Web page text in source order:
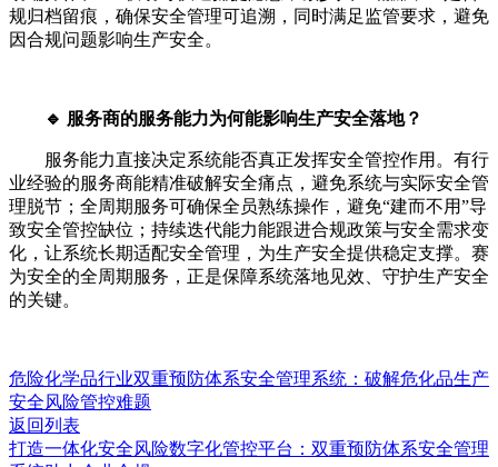
规归档留痕，确保安全管理可追溯，同时满足监管要求，避免
因合规问题影响生产安全。
🔹 服务商的服务能力为何能影响生产安全落地？
服务能力直接决定系统能否真正发挥安全管控作用。有行
业经验的服务商能精准破解安全痛点，避免系统与实际安全管
理脱节；全周期服务可确保全员熟练操作，避免“建而不用”导
致安全管控缺位；持续迭代能力能跟进合规政策与安全需求变
化，让系统长期适配安全管理，为生产安全提供稳定支撑。赛
为安全的全周期服务，正是保障系统落地见效、守护生产安全
的关键。
危险化学品行业双重预防体系安全管理系统：破解危化品生产
安全风险管控难题
返回列表
打造一体化安全风险数字化管控平台：双重预防体系安全管理